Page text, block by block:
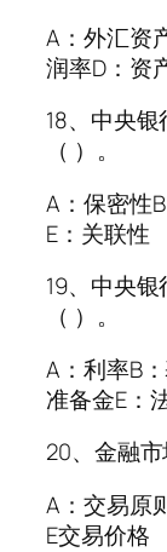
A：外汇资
润率D：资
18、中央
（ ）。
A：保密性
E：关联性
19、中央
（ ）。
A：利率B
准备金E：
20、金融市
A：交易原
E交易价格